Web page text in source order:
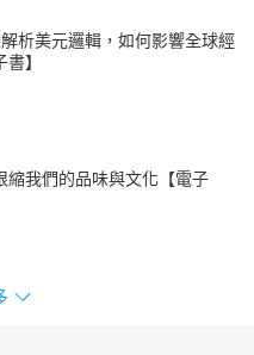
析美元邏輯，如何影響全球經
】
縮我們的品味與文化【電子